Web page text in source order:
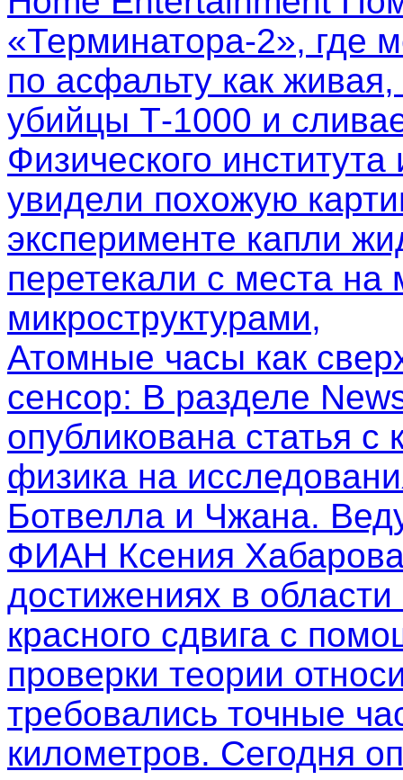
«Терминатора-2», где
по асфальту как
убийцы Т-1000 и
Физического
увидели похожую
эксперименте капли
перетекали с места на
микроструктурами,
Атомные часы как
сенсор: В разделе
опубликована статья
физика на
Ботвелла и Чжана.
ФИАН Ксения
достижениях в
красного сдвига с
проверки теории
требовались точные
километров. Сегодня